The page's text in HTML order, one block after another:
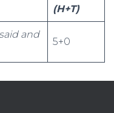
(H+T)
and
5+0